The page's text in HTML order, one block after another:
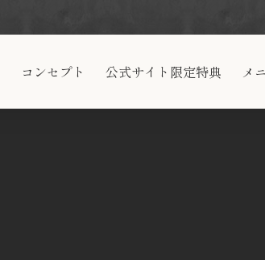
コンセプト 公式サイト限定特典 メ